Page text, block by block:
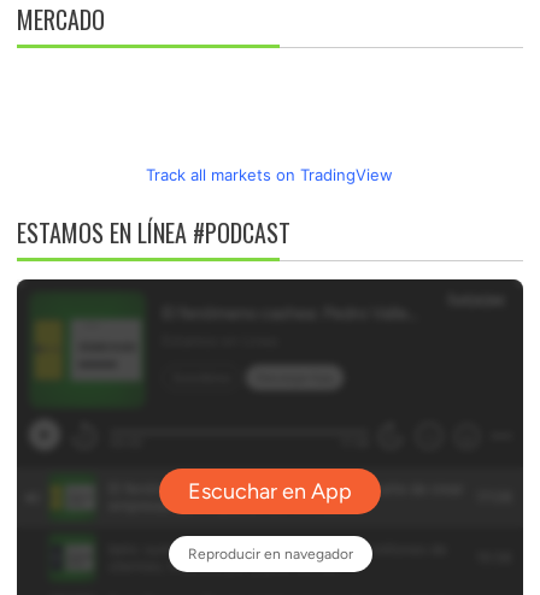
MERCADO
Track all markets on TradingView
ESTAMOS EN LÍNEA #PODCAST